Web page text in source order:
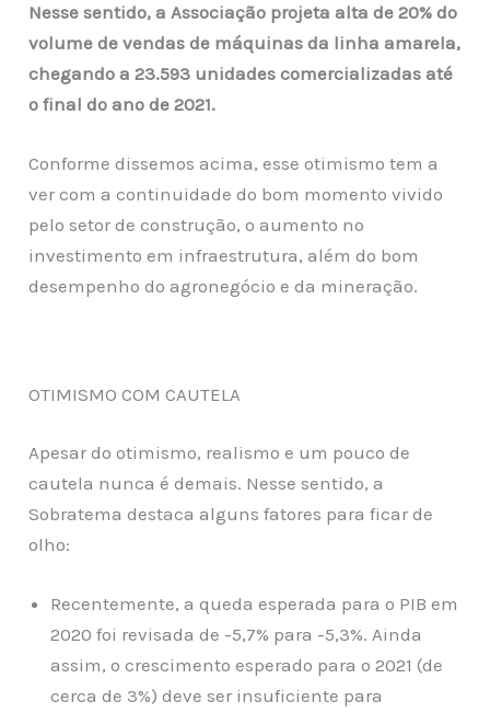
Nesse sentido, a Associação projeta alta de 20% do
volume de vendas de máquinas da linha amarela,
chegando a 23.593 unidades comercializadas até
o final do ano de 2021.
Conforme dissemos acima, esse otimismo tem a
ver com a continuidade do bom momento vivido
pelo setor de construção, o aumento no
investimento em infraestrutura, além do bom
desempenho do agronegócio e da mineração.
OTIMISMO COM CAUTELA
Apesar do otimismo, realismo e um pouco de
cautela nunca é demais. Nesse sentido, a
Sobratema destaca alguns fatores para ficar de
olho:
Recentemente, a queda esperada para o PIB em
2020 foi revisada de -5,7% para -5,3%. Ainda
assim, o crescimento esperado para o 2021 (de
cerca de 3%) deve ser insuficiente para